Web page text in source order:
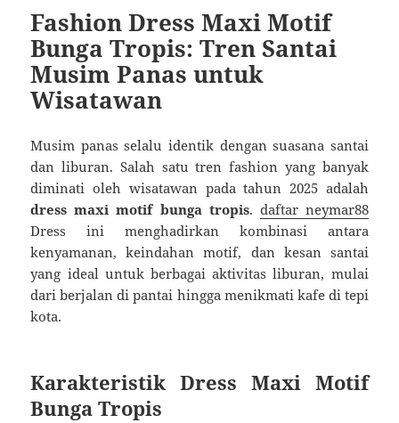
Fashion Dress Maxi Motif
Bunga Tropis: Tren Santai
Musim Panas untuk
Wisatawan
Musim panas selalu identik dengan suasana santai
dan liburan. Salah satu tren fashion yang banyak
diminati oleh wisatawan pada tahun 2025 adalah
dress maxi motif bunga tropis. daftar neymar88
Dress ini menghadirkan kombinasi antara
kenyamanan, keindahan motif, dan kesan santai
yang ideal untuk berbagai aktivitas liburan, mulai
dari berjalan di pantai hingga menikmati kafe di tepi
kota.
Karakteristik Dress Maxi Motif
Bunga Tropis